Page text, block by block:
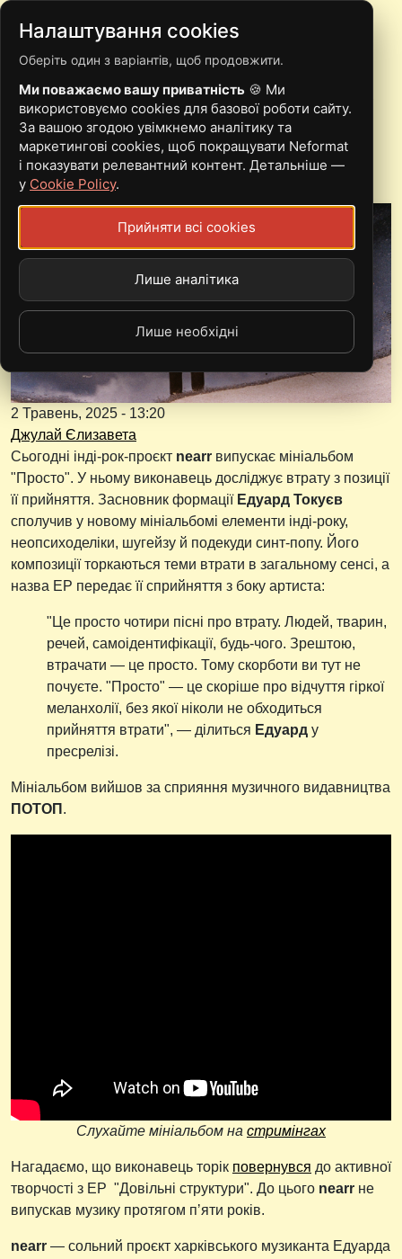
NEARR ПРЕДСТАВЛЯЄ
СПОВНЕНИЙ СТОЇЦИЗМУ
EP
2 Травень, 2025 - 13:20
Джулай Єлизавета
Сьогодні інді-рок-проєкт nearr випускає мініальбом
"Просто". У ньому виконавець досліджує втрату з позиції
її прийняття. Засновник формації Едуард Токуєв
сполучив у новому мініальбомі елементи інді-року,
неопсиходеліки, шугейзу й подекуди синт-попу. Його
композиції торкаються теми втрати в загальному сенсі, а
назва EP передає її сприйняття з боку артиста:
"Це просто чотири пісні про втрату. Людей, тварин,
речей, самоідентифікації, будь-чого. Зрештою,
втрачати — це просто. Тому скорботи ви тут не
почуєте. "Просто" — це скоріше про відчуття гіркої
меланхолії, без якої ніколи не обходиться
прийняття втрати", — ділиться Едуард у
пресрелізі.
Мініальбом вийшов за сприяння музичного видавництва
ПОТОП .
Слухайте мініальбом на стримінгах
Нагадаємо, що виконавець торік повернувся до активної
творчості з EP "Довільні структури". До цього nearr не
випускав музику протягом пʼяти років.
nearr — сольний проєкт харківського музиканта Едуарда
Налаштування cookies
Оберіть один з варіантів, щоб продовжити.
Ми поважаємо вашу приватність 🍪 Ми
використовуємо cookies для базової роботи сайту.
За вашою згодою увімкнемо аналітику та
маркетингові cookies, щоб покращувати Neformat
і показувати релевантний контент. Детальніше —
у Cookie Policy.
Прийняти всі cookies
Лише аналітика
Лише необхідні